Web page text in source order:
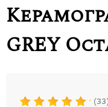
GREY
33